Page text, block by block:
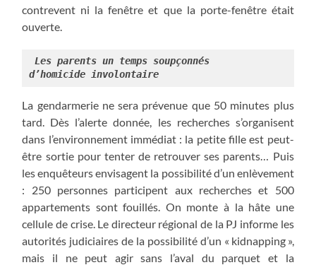
contrevent ni la fenêtre et que la porte-fenêtre était
ouverte.
d’homicide involontaire
La gendarmerie ne sera prévenue que 50 minutes plus
tard. Dès l’alerte donnée, les recherches s’organisent
dans l’environnement immédiat : la petite fille est peut-
être sortie pour tenter de retrouver ses parents… Puis
les enquêteurs envisagent la possibilité d’un enlèvement
: 250 personnes participent aux recherches et 500
appartements sont fouillés. On monte à la hâte une
cellule de crise. Le directeur régional de la PJ informe les
autorités judiciaires de la possibilité d’un « kidnapping »,
mais il ne peut agir sans l’aval du parquet et la